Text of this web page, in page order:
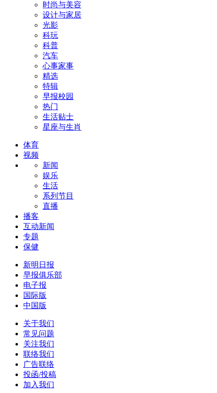
时尚与美容
设计与家居
光影
科玩
科普
汽车
心事家事
精选
特辑
早报校园
热门
生活贴士
星座与生肖
体育
视频
新闻
娱乐
生活
系列节目
直播
播客
互动新闻
专题
保健
新明日报
早报俱乐部
电子报
国际版
中国版
关于我们
常见问题
关注我们
联络我们
广告联络
投函/投稿
加入我们